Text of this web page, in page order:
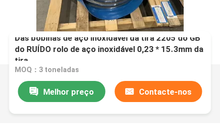
Das bobinas de aço inoxidável da tira 2205 do GB
do RUÍDO rolo de aço inoxidável 0,23 * 15.3mm da
tira
MOQ：3 toneladas
Melhor preço Contacte-nos